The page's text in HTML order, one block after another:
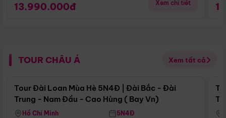
13.990.000đ Xem chi tiết
TOUR CHÂU Á Xem tất cả
Điểm nổi bật
Tour Đài Loan Mùa Hè 5N4Đ | Đài Bắc - Đài
Trung - Nam Đầu - Cao Hùng ( Bay Vn)
Hồ Chí Minh 5N4Đ